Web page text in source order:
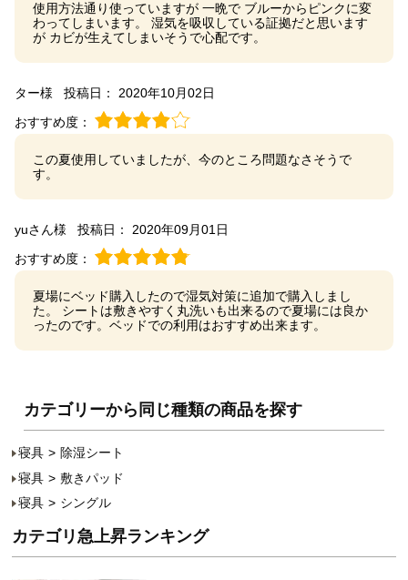
使用方法通り使っていますが 一晩で ブルーからピンクに変
わってしまいます。 湿気を吸収している証拠だと思います
が カビが生えてしまいそうで心配です。
ター様
投稿日： 2020年10月02日
おすすめ度：
この夏使用していましたが、今のところ問題なさそうで
す。
yuさん様
投稿日： 2020年09月01日
おすすめ度：
夏場にベッド購入したので湿気対策に追加で購入しまし
た。 シートは敷きやすく丸洗いも出来るので夏場には良か
ったのです。ベッドでの利用はおすすめ出来ます。
カテゴリーから同じ種類の商品を探す
寝具
除湿シート
寝具
敷きパッド
寝具
シングル
カテゴリ急上昇ランキング